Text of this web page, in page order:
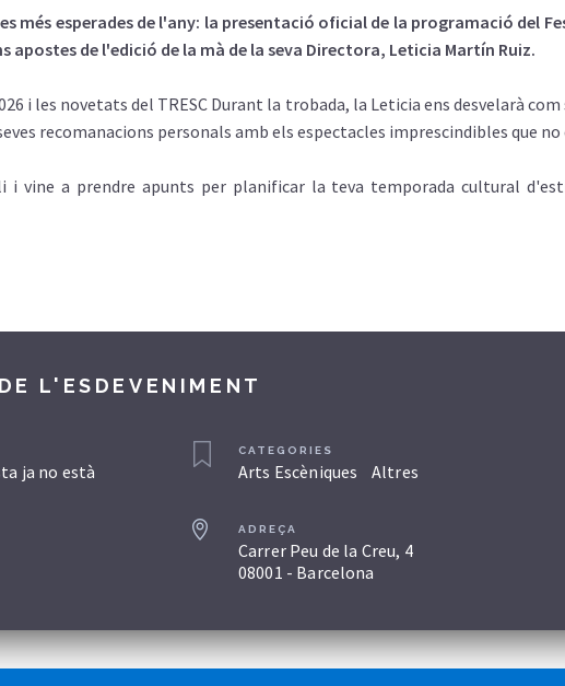
més esperades de l'any: la presentació oficial de la programació del
apostes de l'edició de la mà de la seva Directora, Leticia Martín Ruiz.
i les novetats del TRESC Durant la trobada, la Leticia ens desvelarà
recomanacions personals amb els espectacles imprescindibles que no
i vine a prendre apunts per planificar la teva temporada cultural
L'ESDEVENIMENT
ja no està
CATEGORIES
Arts Escèniques Altres
ADREÇA
Carrer Peu de la Creu, 4
08001 - Barcelona